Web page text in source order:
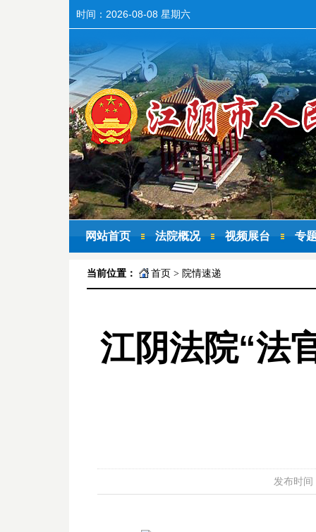
时间： 2026-08-08 星期六
网站首页 法院概况 视频展台 专
当前位置： 首页 > 院情速递
江阴法院“法
发布时